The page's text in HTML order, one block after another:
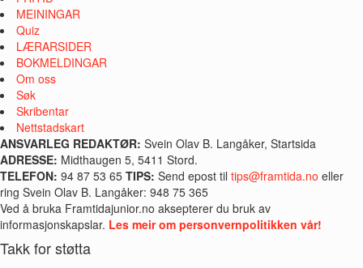
MEININGAR
Quiz
LÆRARSIDER
BOKMELDINGAR
Om oss
Søk
Skribentar
Nettstadskart
ANSVARLEG REDAKTØR: Svein Olav B. Langåker, Startsida
ADRESSE: Midthaugen 5, 5411 Stord.
TELEFON: 94 87 53 65 TIPS: Send epost til tips@framtida.no eller
ring Svein Olav B. Langåker: 948 75 365
Ved å bruka Framtidajunior.no aksepterer du bruk av
informasjonskapslar. Les meir om personvernpolitikken vår!
Takk for støtta